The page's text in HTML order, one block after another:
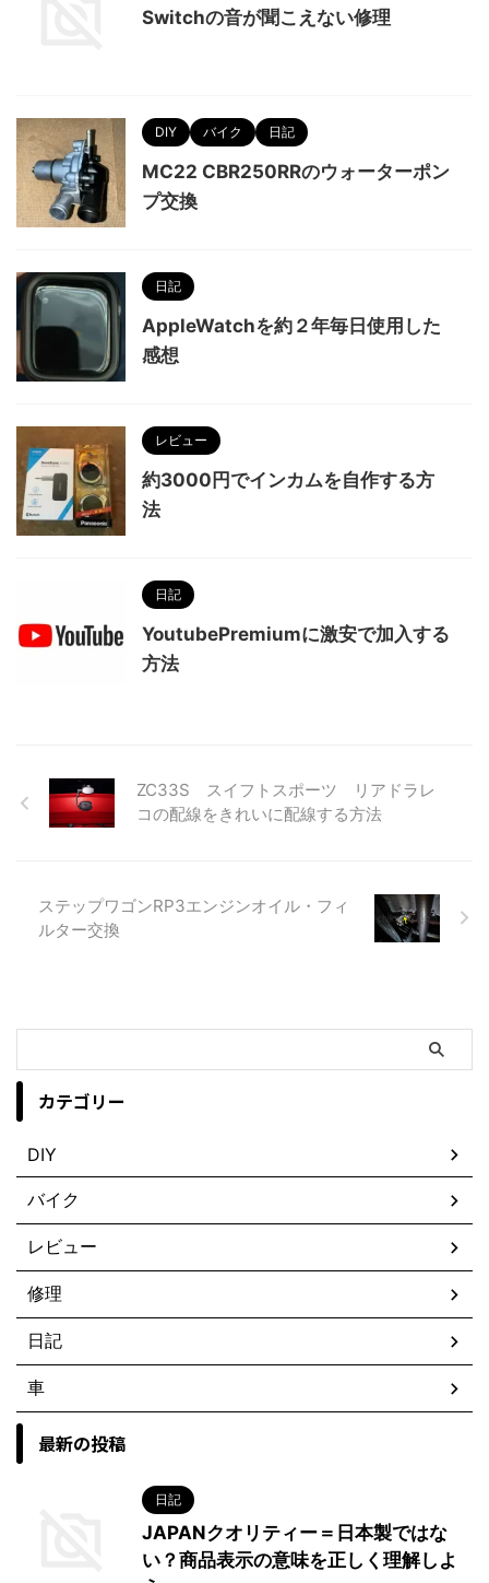
Switchの音が聞こえない修理
DIY バイク 日記
MC22 CBR250RRのウォーターポン
プ交換
日記
AppleWatchを約２年毎日使用した
感想
レビュー
約3000円でインカムを自作する方
法
日記
YoutubePremiumに激安で加入する
方法
ZC33S スイフトスポーツ リアドラレ
コの配線をきれいに配線する方法
ステップワゴンRP3エンジンオイル・フィ
ルター交換
カテゴリー
DIY
バイク
レビュー
修理
日記
車
最新の投稿
日記
JAPANクオリティー＝日本製ではな
い？商品表示の意味を正しく理解しよ